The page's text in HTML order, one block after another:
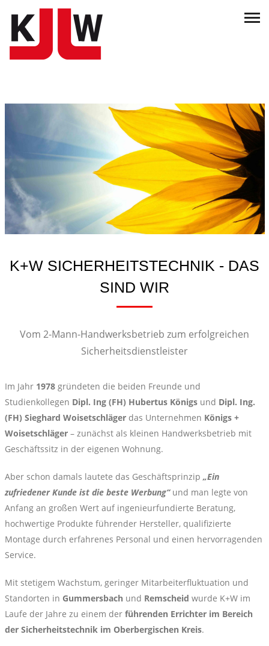
K+W SICHERHEITSTECHNIK - DAS
SIND WIR
Vom 2-Mann-Handwerksbetrieb zum erfolgreichen
Sicherheitsdienstleister
Im Jahr 1978gründeten die beiden Freunde und
Studienkollegen Dipl. Ing (FH) Hubertus Königsund Dipl. Ing.
(FH) Sieghard Woisetschlägerdas Unternehmen Königs +
Woisetschläger – zunächst als kleinen Handwerksbetrieb mit
Geschäftssitz in der eigenen Wohnung.
Aber schon damals lautete das Geschäftsprinzip „Ein
zufriedener Kunde ist die beste Werbung“ und man legte von
Anfang an großen Wert auf ingenieurfundierte Beratung,
hochwertige Produkte führender Hersteller, qualifizierte
Montage durch erfahrenes Personal und einen hervorragenden
Service.
Mit stetigem Wachstum, geringer Mitarbeiterfluktuation und
Standorten in Gummersbach und Remscheid wurde K+W im
Laufe der Jahre zu einem der führenden Errichter im Bereich
der Sicherheitstechnik im Oberbergischen Kreis.